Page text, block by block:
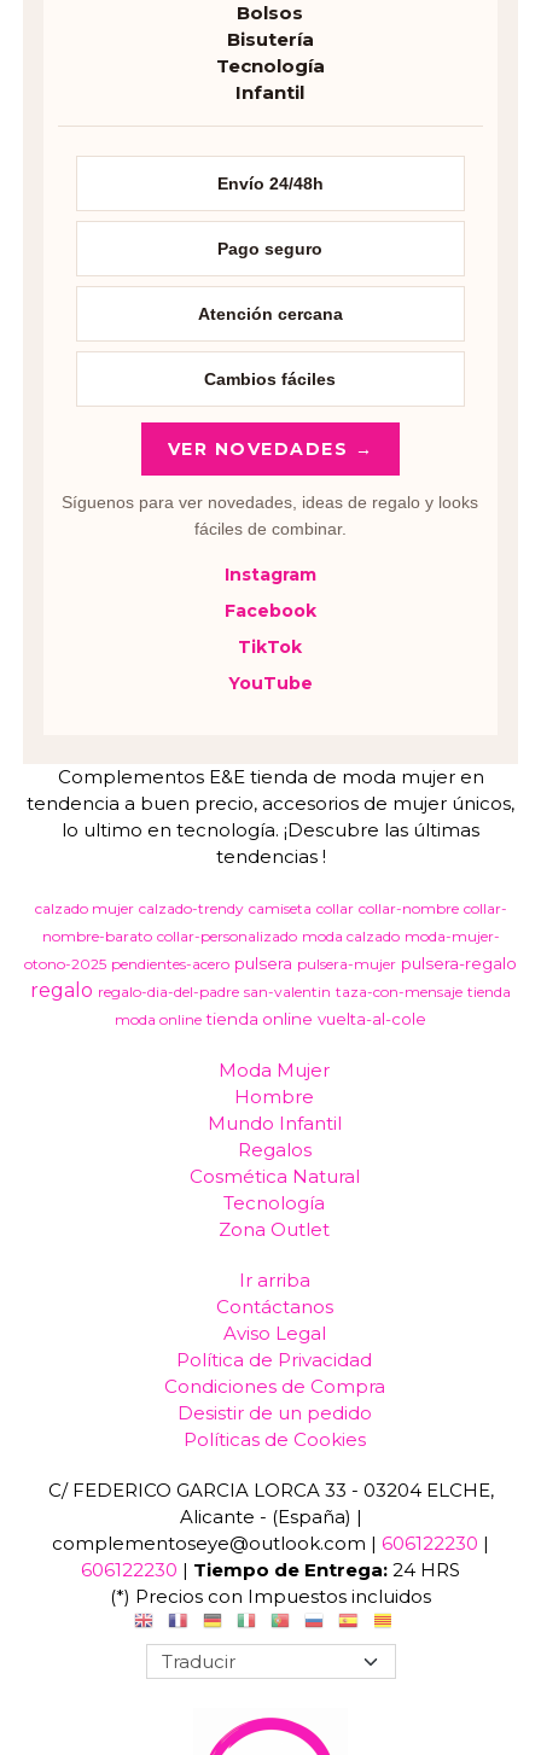
Bolsos
Bisutería
Tecnología
Infantil
Envío 24/48h
Pago seguro
Atención cercana
Cambios fáciles
VER NOVEDADES →
Síguenos para ver novedades, ideas de regalo y looks
fáciles de combinar.
Instagram
Facebook
TikTok
YouTube
Complementos E&E tienda de moda mujer en
tendencia a buen precio, accesorios de mujer únicos,
lo ultimo en tecnología. ¡Descubre las últimas
tendencias !
calzado mujer calzado-trendy camiseta collar collar-nombre collar-
nombre-barato collar-personalizado moda calzado moda-mujer-
otono-2025 pendientes-acero pulsera pulsera-mujer pulsera-regalo
regalo regalo-dia-del-padre san-valentin taza-con-mensaje tienda
moda online tienda online vuelta-al-cole
Moda Mujer
Hombre
Mundo Infantil
Regalos
Cosmética Natural
Tecnología
Zona Outlet
Ir arriba
Contáctanos
Aviso Legal
Política de Privacidad
Condiciones de Compra
Desistir de un pedido
Políticas de Cookies
C/ FEDERICO GARCIA LORCA 33 - 03204 ELCHE,
Alicante - (España) |
complementoseye@outlook.com | 606122230 |
606122230 | Tiempo de Entrega: 24 HRS
(*) Precios con Impuestos incluidos